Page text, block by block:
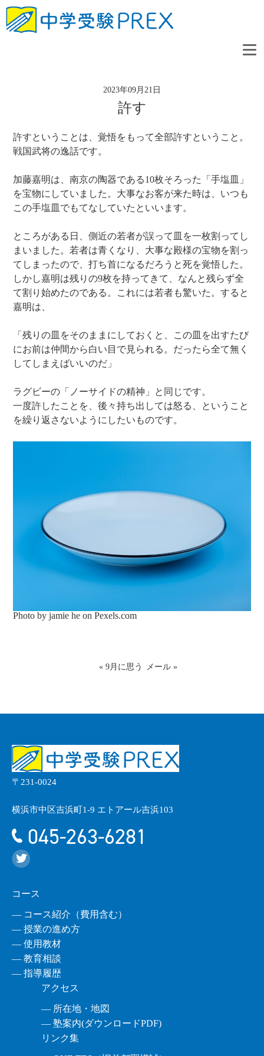
2023年09月21日
許す
許すということは、覚悟をもって全部許すということ。
戦国武将の逸話です。
加藤嘉明は、南京の陶器である10枚そろった「手塩皿」
を宝物にしていました。大事なお客が来た時は、いつも
この手塩皿でもてなしていたといいます。
ところがある日、側近の若者が誤って皿を一枚割ってし
まいました。若者は青くなり、大事な殿様の宝物を割っ
てしまったので、打ち首になるだろうと死を覚悟した。
しかし嘉明は残りの9枚を持ってきて、なんと残らず全
て割り始めたのである。これには若者も驚いた。すると
嘉明は、
「残りの皿をそのままにしておくと、この皿を出すたび
にお前は仲間から白い目で見られる。だったら全て無く
してしまえばいいのだ」
ラグビーの「ノーサイドの精神」と同じです。
一度許したことを、後々持ち出しては怒る、ということ
を繰り返さないようにしたいものです。
Photo by jamie he onPexels.com
« 9月に思う メール»
〒231-0024
横浜市中区吉浜町1-9 エトアール吉浜103
045-263-6281
コース
― コース紹介（費用含む）
― 授業の進め方
― 使用教材
― 教育相談
― 指導履歴
アクセス
― 所在地・地図
― 塾案内(ダウンロードPDF)
リンク集